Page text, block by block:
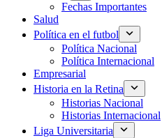
Fechas Importantes
Salud
Política en el futbol
Política Nacional
Política Internacional
Empresarial
Historia en la Retina
Historias Nacional
Historias Internacional
Liga Universitaria